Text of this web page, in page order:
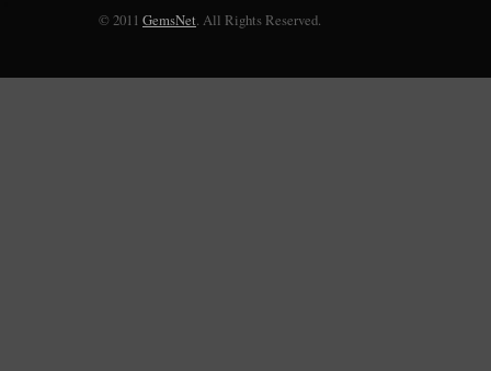
© 2011 GemsNet. All Rights Reserved.